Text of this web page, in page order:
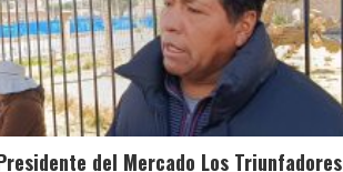
del Mercado Los Triunfadores